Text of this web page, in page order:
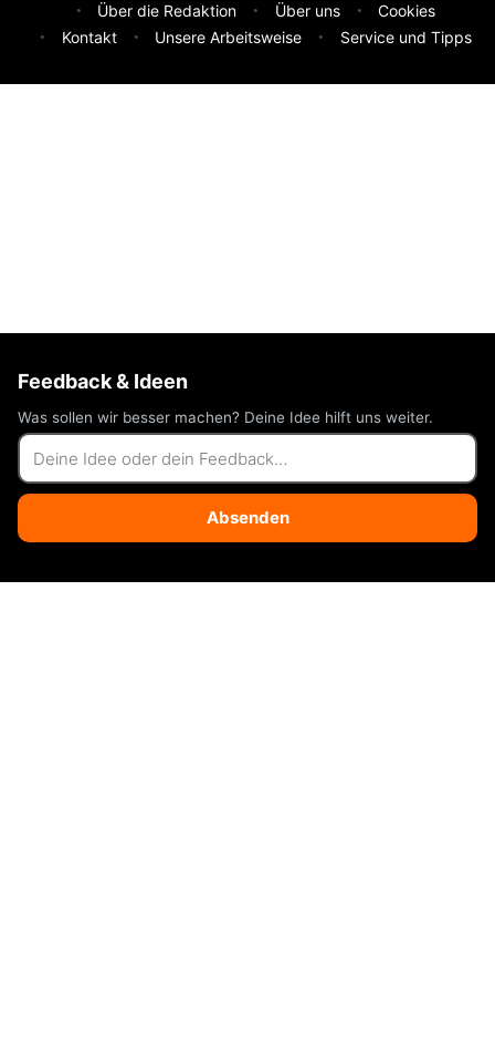
Über die Redaktion
Über uns
Cookies
Kontakt
Unsere Arbeitsweise Service und Tipps
Feedback & Ideen
Was sollen wir besser machen? Deine Idee hilft uns weiter.
Absenden